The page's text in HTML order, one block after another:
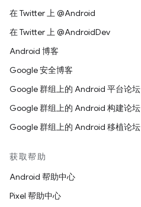
在 Twitter 上 @Android
在 Twitter 上 @AndroidDev
Android 博客
Google 安全博客
Google 群组上的 Android 平台论坛
Google 群组上的 Android 构建论坛
Google 群组上的 Android 移植论坛
获取帮助
Android 帮助中心
Pixel 帮助中心